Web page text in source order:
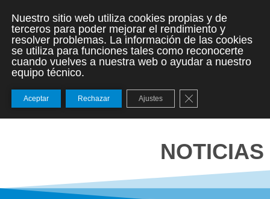
NOTICIAS
Nuestro sitio web utiliza cookies propias y de
terceros para poder mejorar el rendimiento y
resolver problemas. La información de las cookies
se utiliza para funciones tales como reconocerte
cuando vuelves a nuestra web o ayudar a nuestro
equipo técnico.
Aceptar Rechazar Ajustes Cerrar el banner de